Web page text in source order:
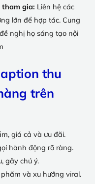
tham gia: Liên hệ các
lớn để hợp tác. Cung
nghị họ sáng tạo nội
thu
trên
giá cả và ưu đãi.
hành động rõ ràng.
gây chú ý.
và xu hướng viral.